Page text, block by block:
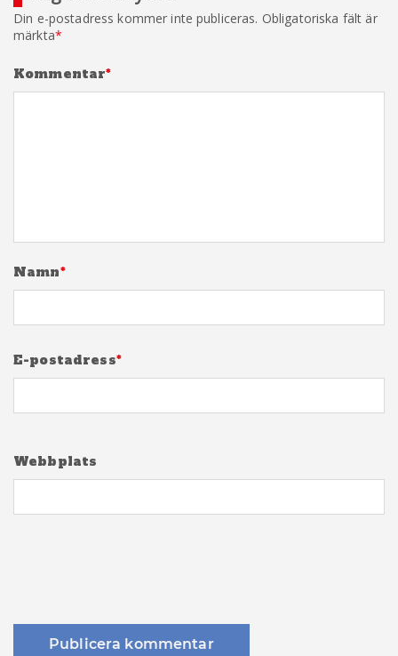
Din e-postadress kommer inte publiceras. Obligatoriska fält är
märkta*
Kommentar*
Namn*
E-postadress*
Webbplats